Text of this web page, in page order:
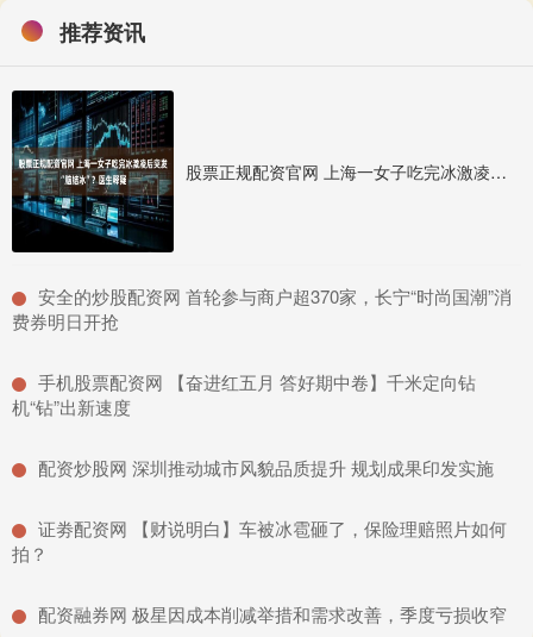
推荐资讯
股票正规配资官网 上海一女子吃完冰激凌后突发“脑结冰”？医生释疑
​安全的炒股配资网 首轮参与商户超370家，长宁“时尚国潮”消
费券明日开抢
​手机股票配资网 【奋进红五月 答好期中卷】千米定向钻
机“钻”出新速度
​配资炒股网 深圳推动城市风貌品质提升 规划成果印发实施
​证劵配资网 【财说明白】车被冰雹砸了，保险理赔照片如何
拍？
​配资融券网 极星因成本削减举措和需求改善，季度亏损收窄